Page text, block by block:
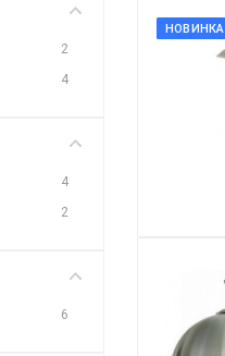
2
4
4
2
6
НОВИНКА